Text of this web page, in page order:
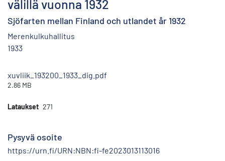
välillä vuonna 1932
Sjöfarten mellan Finland och utlandet år 1932
Merenkulkuhallitus
1933
xuvliik_193200_1933_dig.pdf
2.86 MB
Lataukset 271
Pysyvä osoite
https://urn.fi/URN:NBN:fi-fe2023013113016